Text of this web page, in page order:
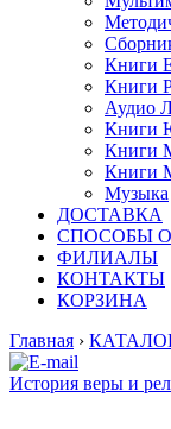
Книги
Книги
Аудио
Книги
Книги
Книги
Музыка
ДОСТАВКА
СПОСОБЫ
ФИЛИАЛЫ
КОНТАКТЫ
КОРЗИНА
Главная ›
История веры и